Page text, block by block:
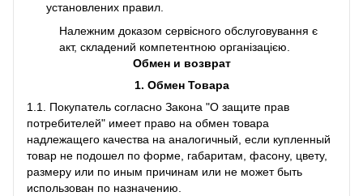
установлених правил.
Належним доказом сервісного обслуговування є
акт, складений компетентною організацією.
Обмен и возврат
1. Обмен Товара
1.1. Покупатель согласно Закона "О защите прав
потребителей" имеет право на обмен товара
надлежащего качества на аналогичный, если купленный
товар не подошел по форме, габаритам, фасону, цвету,
размеру или по иным причинам или не может быть
использован по назначению.